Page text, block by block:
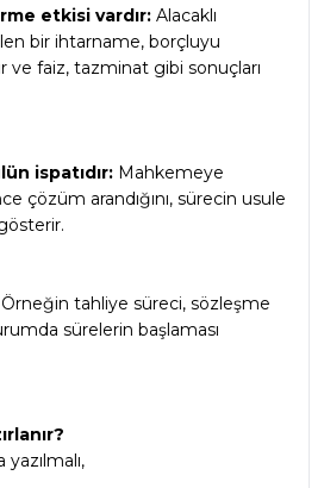
etkisi vardır: Alacaklı
bir ihtarname, borçluyu
faiz, tazminat gibi sonuçları
ispatıdır: Mahkemeye
çözüm arandığını, sürecin usule
Örneğin tahliye süreci, sözleşme
sürelerin başlaması
yazılmalı,